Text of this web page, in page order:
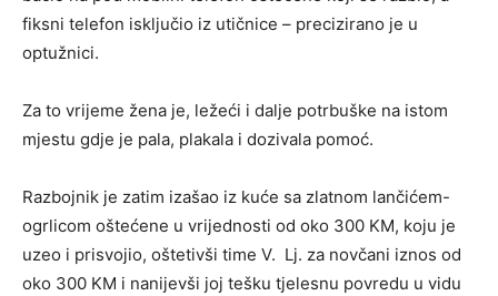
fiksni telefon isključio iz utičnice – precizirano je u
optužnici.
Za to vrijeme žena je, ležeći i dalje potrbuške na istom
mjestu gdje je pala, plakala i dozivala pomoć.
Razbojnik je zatim izašao iz kuće sa zlatnom lančićem-
ogrlicom oštećene u vrijednosti od oko 300 KM, koju je
uzeo i prisvojio, oštetivši time V. Lj. za novčani iznos od
oko 300 KM i nanijevši joj tešku tjelesnu povredu u vidu